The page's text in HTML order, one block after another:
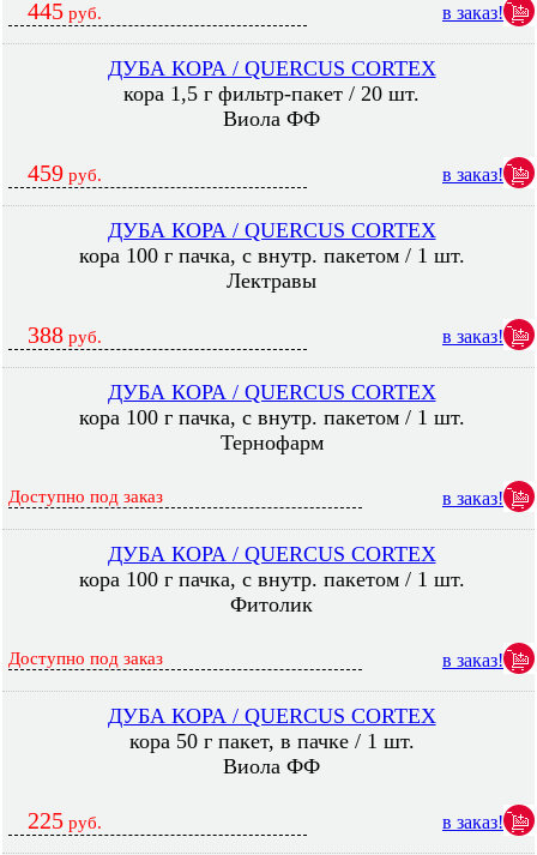
445 руб. в заказ!
ДУБА КОРА / QUERCUS CORTEX
кора 1,5 г фильтр-пакет / 20 шт.
Виола ФФ
459 руб. в заказ!
ДУБА КОРА / QUERCUS CORTEX
кора 100 г пачка, с внутр. пакетом / 1 шт.
Лектравы
388 руб. в заказ!
ДУБА КОРА / QUERCUS CORTEX
кора 100 г пачка, с внутр. пакетом / 1 шт.
Тернофарм
Доступно под заказ в заказ!
ДУБА КОРА / QUERCUS CORTEX
кора 100 г пачка, с внутр. пакетом / 1 шт.
Фитолик
Доступно под заказ в заказ!
ДУБА КОРА / QUERCUS CORTEX
кора 50 г пакет, в пачке / 1 шт.
Виола ФФ
225 руб. в заказ!